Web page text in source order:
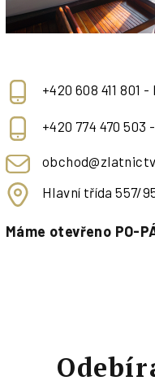
+420 608 411 801
+420 774 470 503
Hlavní třída 557/
Máme otevřeno PO-